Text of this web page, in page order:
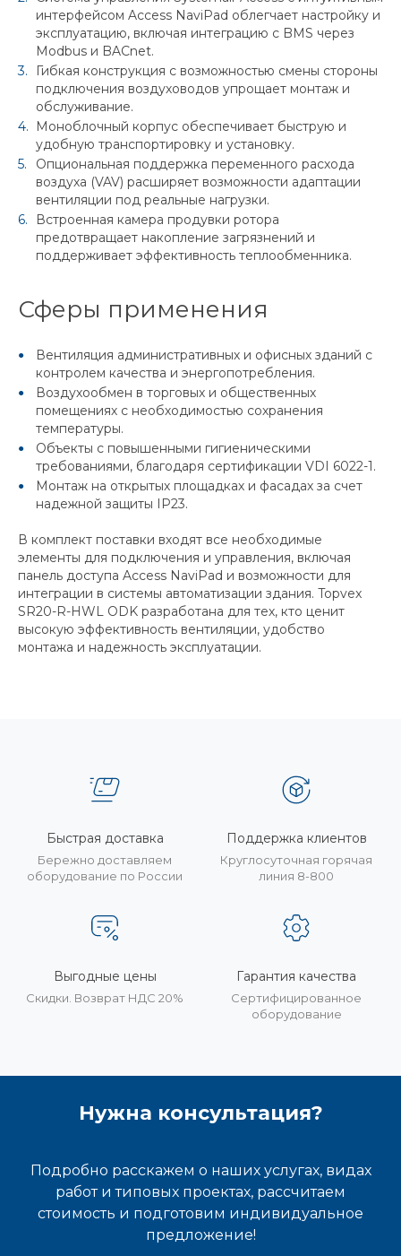
интерфейсом Access NaviPad облегчает настройку и
эксплуатацию, включая интеграцию с BMS через
Modbus и BACnet.
Гибкая конструкция с возможностью смены стороны
подключения воздуховодов упрощает монтаж и
обслуживание.
Моноблочный корпус обеспечивает быструю и
удобную транспортировку и установку.
Опциональная поддержка переменного расхода
воздуха (VAV) расширяет возможности адаптации
вентиляции под реальные нагрузки.
Встроенная камера продувки ротора
предотвращает накопление загрязнений и
поддерживает эффективность теплообменника.
Сферы применения
Вентиляция административных и офисных зданий с
контролем качества и энергопотребления.
Воздухообмен в торговых и общественных
помещениях с необходимостью сохранения
температуры.
Объекты с повышенными гигиеническими
требованиями, благодаря сертификации VDI 6022-1.
Монтаж на открытых площадках и фасадах за счет
надежной защиты IP23.
В комплект поставки входят все необходимые
элементы для подключения и управления, включая
панель доступа Access NaviPad и возможности для
интеграции в системы автоматизации здания. Topvex
SR20-R-HWL ODK разработана для тех, кто ценит
высокую эффективность вентиляции, удобство
монтажа и надежность эксплуатации.
Быстрая доставка
Бережно доставляем
оборудование по России
Поддержка клиентов
Круглосуточная горячая
линия 8-800
Выгодные цены
Скидки. Возврат НДС 20%
Гарантия качества
Сертифицированное
оборудование
Нужна консультация?
Подробно расскажем о наших услугах, видах
работ и типовых проектах, рассчитаем
стоимость и подготовим индивидуальное
предложение!